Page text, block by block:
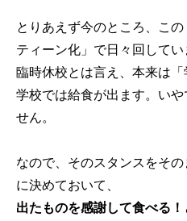
とりあえず今のところ、こ
ティーン化」で日々回してい
臨時休校とは言え、本来は「
学校では給食が出ます。い
せん。
なので、そのスタンスをそ
に決めておいて、
出たものを感謝して食べる